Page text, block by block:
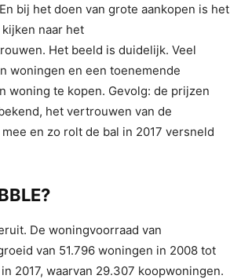
bij het doen van grote aankopen is het
naar het
Het beeld is duidelijk. Veel
woningen en een toenemende
woning te kopen. Gevolg: de prijzen
het vertrouwen van de
en zo rolt de bal in 2017 versneld
De woningvoorraad van
van 51.796 woningen in 2008 tot
2017, waarvan 29.307 koopwoningen.